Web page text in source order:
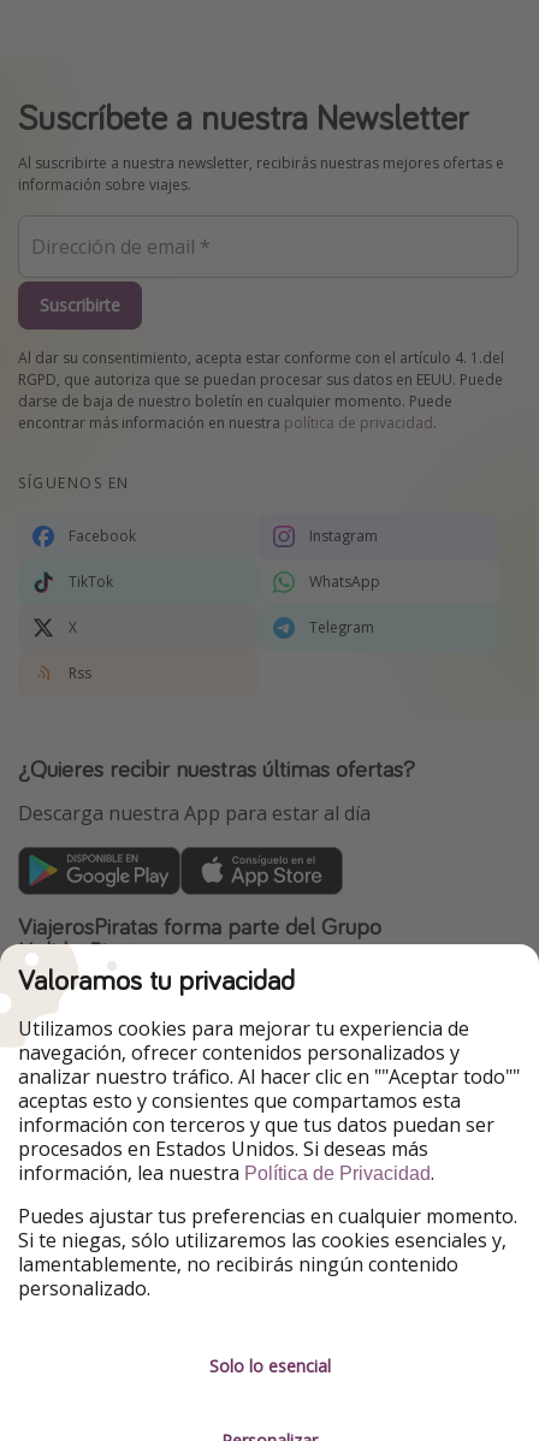
Suscríbete a nuestra Newsletter
Al suscribirte a nuestra newsletter, recibirás nuestras mejores ofertas e
información sobre viajes.
Suscribirte
Al dar su consentimiento, acepta estar conforme con el artículo 4. 1.del
RGPD, que autoriza que se puedan procesar sus datos en EEUU. Puede
darse de baja de nuestro boletín en cualquier momento. Puede
encontrar más información en nuestra política de privacidad.
SÍGUENOS EN
Facebook Instagram
TikTok WhatsApp
X Telegram
Rss
¿Quieres recibir nuestras últimas ofertas?
Descarga nuestra App para estar al día
ViajerosPiratas forma parte del Grupo
HolidayPirates
Nuestros mercados
PiratinViaggio
HolidayPirates
VakantiePiraten
WakacyjniPiraci
VoyagesPirates
Ferienpiraten
Urlaubspiraten
Urlaubspiraten
TravelPirates
Nuestro grupo
HolidayPirates Group
Conócenos mejor
Sobre ViajerosPiratas
Información legal
Valoramos tu privacidad
Utilizamos cookies para mejorar tu experiencia de
navegación, ofrecer contenidos personalizados y
analizar nuestro tráfico. Al hacer clic en ""Aceptar todo""
aceptas esto y consientes que compartamos esta
información con terceros y que tus datos puedan ser
procesados en Estados Unidos. Si deseas más
información, lea nuestra Política de Privacidad.
Puedes ajustar tus preferencias en cualquier momento.
Si te niegas, sólo utilizaremos las cookies esenciales y,
lamentablemente, no recibirás ningún contenido
personalizado.
Solo lo esencial